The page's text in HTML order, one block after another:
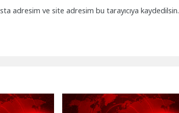
adresim ve site adresim bu tarayıcıya kaydedilsin.